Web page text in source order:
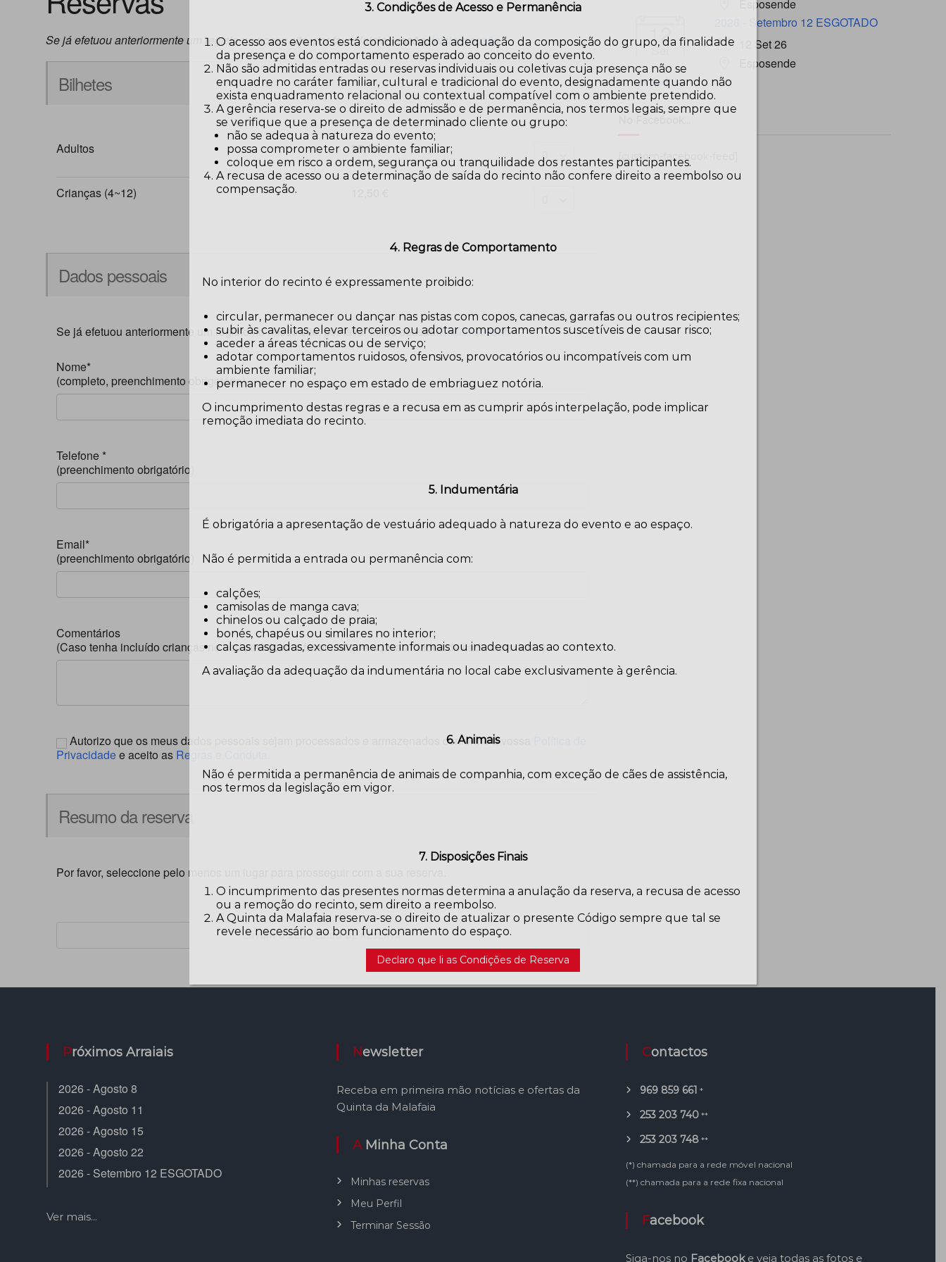
Se já efetuou anteriormente um registo no nosso site, por favor inicie sessão:Iniciar sessão
Bilhetes
Adultos 25,00 €
Crianças (4~12)
Dados pessoais
Se já efetuou anteriormente um registo no nosso site, por favor inicie sessão:Iniciar sessão
Nome*
(completo, preenchimento obrigatório)
Telefone *
(preenchimento obrigatório)
Email*
(preenchimento obrigatório)
Comentários
(Caso tenha incluído crianças no seu pedido, por favor indique aqui as idades de cada uma delas)
Autorizo que os meus dados pessoais sejam processados e armazenados conforme a vossa
Privacidadee aceito as Regras e Conduta
Resumo da reserva
Por favor, seleccione pelo menos um lugar para prosseguir com a sua reserva.
Esposende
12
Set
2026 - Setembro 12 ESGOTADO
12 Set 26
Esposende
ver todos...
[custom-facebook-feed]
Próximos Arraiais
2026 - Agosto 8
2026 - Agosto 11
2026 - Agosto 15
2026 - Agosto 22
2026 - Setembro 12 ESGOTADO
Ver mais...
Newsletter
Receba em primeira mão notícias e ofertas da
Quinta da Malafaia
A Minha Conta
Minhas reservas
Meu Perfil
Terminar Sessão
Contactos
969 859 661 *
253 203 740 **
253 203 748 **
(*) chamada para a rede móvel nacional
(**) chamada para a rede fixa nacional
Facebook
Siga-nos no Facebooke veja todas as fotos e
3. Condições de Acesso e Permanência
O acesso aos eventos está condicionado à adequação da composição do grupo, da finalidade
da presença e do comportamento esperado ao conceito do evento.
Não são admitidas entradas ou reservas individuais ou coletivas cuja presença não se
enquadre no caráter familiar, cultural e tradicional do evento, designadamente quando não
exista enquadramento relacional ou contextual compatível com o ambiente pretendido.
A gerência reserva-se o direito de admissão e de permanência, nos termos legais, sempre que
se verifique que a presença de determinado cliente ou grupo:
não se adequa à natureza do evento;
possa comprometer o ambiente familiar;
coloque em risco a ordem, segurança ou tranquilidade dos restantes participantes.
A recusa de acesso ou a determinação de saída do recinto não confere direito a reembolso ou
compensação.
4. Regras de Comportamento
No interior do recinto é expressamente proibido:
circular, permanecer ou dançar nas pistas com copos, canecas, garrafas ou outros recipientes;
subir às cavalitas, elevar terceiros ou adotar comportamentos suscetíveis de causar risco;
aceder a áreas técnicas ou de serviço;
adotar comportamentos ruidosos, ofensivos, provocatórios ou incompatíveis com um
ambiente familiar;
permanecer no espaço em estado de embriaguez notória.
O incumprimento destas regras e a recusa em as cumprir após interpelação, pode implicar
remoção imediata do recinto.
5. Indumentária
É obrigatória a apresentação de vestuário adequado à natureza do evento e ao espaço.
Não é permitida a entrada ou permanência com:
calções;
camisolas de manga cava;
chinelos ou calçado de praia;
bonés, chapéus ou similares no interior;
calças rasgadas, excessivamente informais ou inadequadas ao contexto.
A avaliação da adequação da indumentária no local cabe exclusivamente à gerência.
6. Animais
Não é permitida a permanência de animais de companhia, com exceção de cães de assistência,
nos termos da legislação em vigor.
7. Disposições Finais
O incumprimento das presentes normas determina a anulação da reserva, a recusa de acesso
ou a remoção do recinto, sem direito a reembolso.
A Quinta da Malafaia reserva-se o direito de atualizar o presente Código sempre que tal se
revele necessário ao bom funcionamento do espaço.
Declaro que li as Condições de Reserva